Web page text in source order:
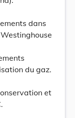
dans
du gaz.
et